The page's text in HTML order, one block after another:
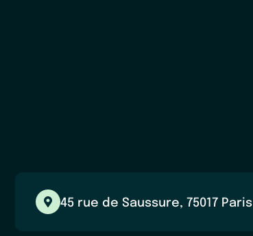
45 rue de Saussure, 75017 Paris